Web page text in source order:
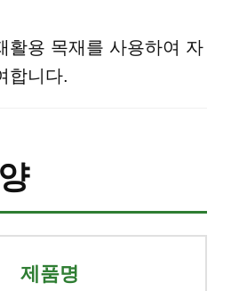
활용 목재를 사용하여 자
합니다.
제품명